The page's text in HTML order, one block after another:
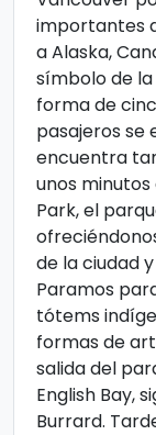
importantes
a Alaska,
símbolo de
forma de
pasajeros se
encuentra
unos
Park, el
de la ciudad
Paramos
tótems
formas de
salida del
English Bay,
Burrard.